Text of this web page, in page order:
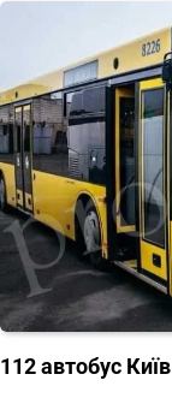
112 автобус Київ